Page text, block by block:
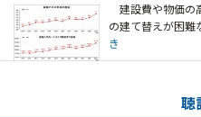
建設費や物価の
の建て替えが困難
き
聴